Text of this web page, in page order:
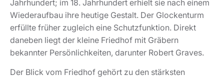
Jahrhundert; im 18. Jahrhundert erhielt sie nach einem
Wiederaufbau ihre heutige Gestalt. Der Glockenturm
erfüllte früher zugleich eine Schutzfunktion. Direkt
daneben liegt der kleine Friedhof mit Gräbern
bekannter Persönlichkeiten, darunter Robert Graves.
Der Blick vom Friedhof gehört zu den stärksten